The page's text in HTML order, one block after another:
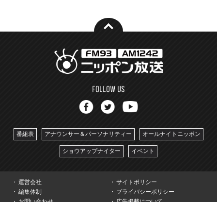
番組表 アナウンサー＆パーソナリティー オールナイトニッポン
ショウアップナイター イベント
運営会社
サイトポリシー
編集体制
プライバシーポリシー